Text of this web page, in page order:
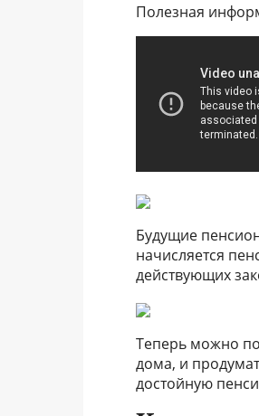
Полезная
Будущие
начисляется
действующих
Теперь можно
дома, и
достойную